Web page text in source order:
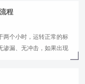
程
两个小时，运转正常的标
渗漏、无冲击，如果出现